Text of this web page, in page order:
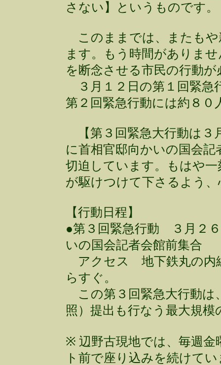
さない】というものです。
このままでは、またもや
ます。もう時間がありま
を断念させる市民の行動が
３月１２日の第１回緊急
第２回緊急行動には約８０
【第３回緊急大行動は３
に首相官邸向かいの国会
切迫しています。もはや
が駆けつけて下さるよう
【行動日程】
●第３回緊急行動 ３月２
いの国会記者会館前集合
アクセス 地下鉄丸の内
らすぐ。
この第３回緊急大行動は
照）提出も行なう最大規
※ 辺野古現地では、毎週
ト前で座り込みを続けて